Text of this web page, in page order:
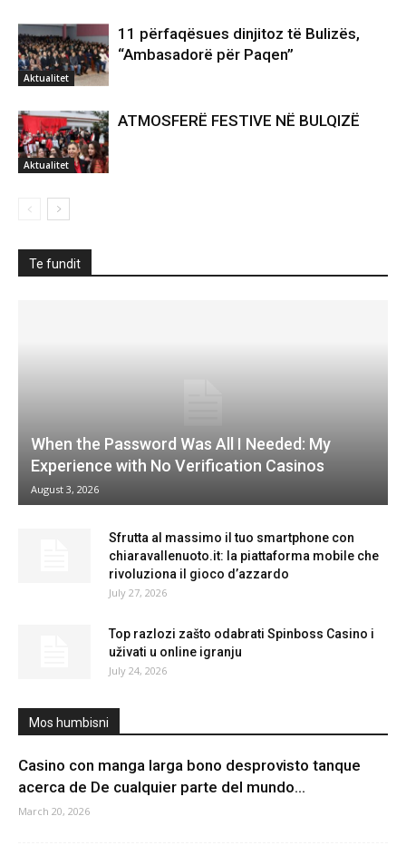
Aktualitet
11 përfaqësues dinjitoz të Bulizës,
“Ambasadorë për Paqen”
Aktualitet
ATMOSFERË FESTIVE NË BULQIZË
Te fundit
When the Password Was All I Needed: My
Experience with No Verification Casinos
August 3, 2026
Sfrutta al massimo il tuo smartphone con
chiaravallenuoto.it: la piattaforma mobile che
rivoluziona il gioco d’azzardo
July 27, 2026
Top razlozi zašto odabrati Spinboss Casino i
uživati u online igranju
July 24, 2026
Mos humbisni
Casino con manga larga bono desprovisto tanque
acerca de De cualquier parte del mundo...
March 20, 2026